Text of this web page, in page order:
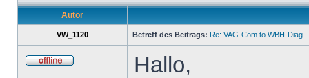
Autor
VW_1120 Betreff des Beitrags: Re: VAG-Com to WBH-Diag
Hallo,